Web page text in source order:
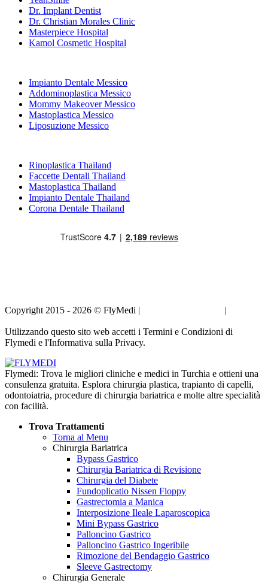
Dr. Implant Dentist
Dr. Christian Morales Clinic
Masterpiece Hospital
Kamol Cosmetic Hospital
Impianto Dentale Messico
Addominoplastica Messico
Mommy Makeover Messico
Mastoplastica Messico
Liposuzione Messico
Rinoplastica Thailand
Faccette Dentali Thailand
Mastoplastica Thailand
Impianto Dentale Thailand
Corona Dentale Thailand
Copyright 2015 - 2026 © FlyMedi |
|
Utilizzando questo sito web accetti i Termini e Condizioni di
Flymedi e l'Informativa sulla Privacy.
Flymedi: Trova le migliori cliniche e medici in Turchia e ottieni una
consulenza gratuita. Esplora chirurgia plastica, trapianto di capelli,
odontoiatria, procedure di chirurgia bariatrica e molte altre specialità
con facilità.
Trova Trattamenti
Torna al Menu
Chirurgia Bariatrica
Bypass Gastrico
Chirurgia Bariatrica di Revisione
Chirurgia del Diabete
Fundoplicatio Nissen Floppy
Gastrectomia a Manica
Interposizione Ileale Laparoscopica
Mini Bypass Gastrico
Palloncino Gastrico
Palloncino Gastrico Ingeribile
Rimozione del Bendaggio Gastrico
Sleeve Gastrectomy
Chirurgia Generale